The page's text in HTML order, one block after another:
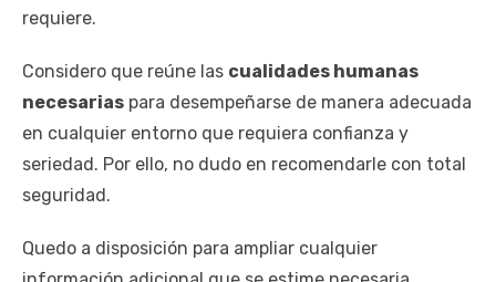
requiere.
Considero que reúne las cualidades humanas
necesarias para desempeñarse de manera adecuada
en cualquier entorno que requiera confianza y
seriedad. Por ello, no dudo en recomendarle con total
seguridad.
Quedo a disposición para ampliar cualquier